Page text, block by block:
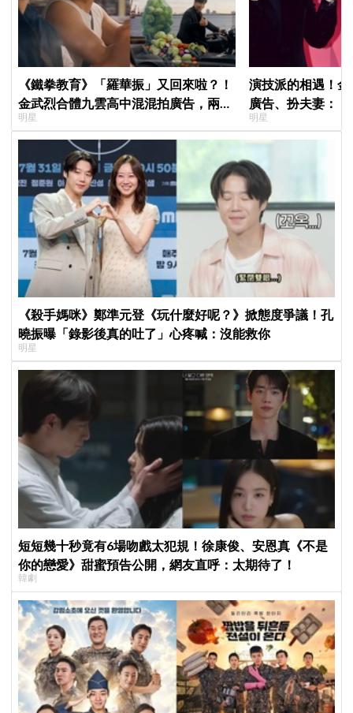
《鐵拳教育》「羅華振」又回來啦？！
金武烈合體九雲高中混混拍廣告，兩人
嚇壞反應笑翻劇迷：根本番外篇！
明星
演技派的相遇！
廣告、扮夫妻：
部戲劇吧」
明星
《殺手媽咪》鄭準元登《玩什麼好呢？》掀態度爭議！孔
曉振曝「錄影後真的吐了」心疼喊：沒能救你
明星
短短幾十秒竟有6場吻戲太犯規！徐康俊、安恩真《不是
你的戀愛》甜蜜預告公開，網友直呼：太期待了！
韓劇